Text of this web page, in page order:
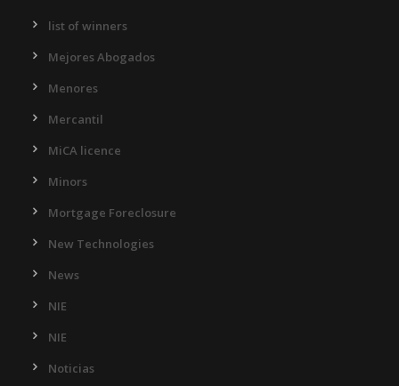
list of winners
Mejores Abogados
Menores
Mercantil
MiCA licence
Minors
Mortgage Foreclosure
New Technologies
News
NIE
NIE
Noticias